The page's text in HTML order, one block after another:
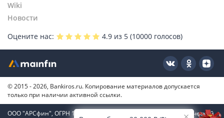
Wiki
Новости
Оцените нас:
4.9 из 5 (10000 голосов)
© 2015 - 2026, Bankiros.ru. Копирование материалов допускается
только при наличии активной ссылки.
ООО "АРСфин", ОГРН 1187746346556, ИНН 7722445717, юридический